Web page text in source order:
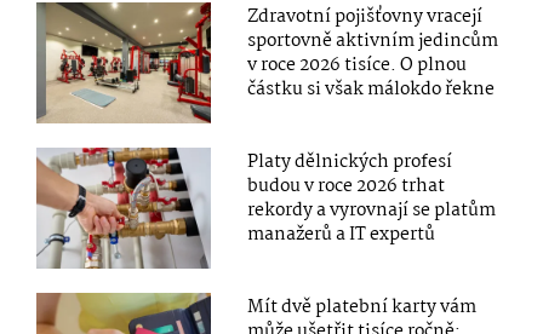
Zdravotní pojišťovny vracejí
sportovně aktivním jedincům
v roce 2026 tisíce. O plnou
částku si však málokdo řekne
Platy dělnických profesí
budou v roce 2026 trhat
rekordy a vyrovnají se platům
manažerů a IT expertů
Mít dvě platební karty vám